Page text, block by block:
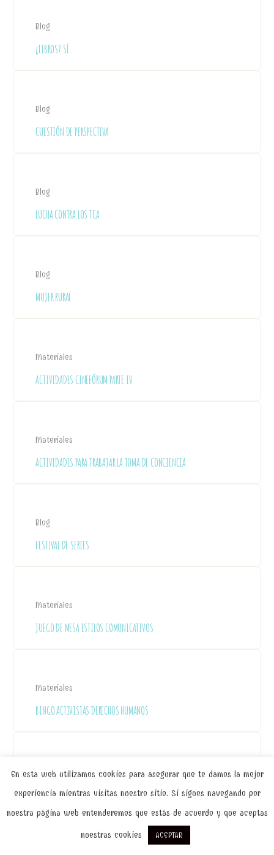
Blog
¿LIBROS? SÍ.
Blog
CUESTIÓN DE PERSPECTIVA
Blog
LUCHA CONTRA LOS TCA
Blog
MUJER RURAL
Materiales
ACTIVIDADES CINEFÓRUM PARTE IV
Materiales
ACTIVIDADES PARA TRABAJAR LA TOMA DE CONCIENCIA
Blog
FESTIVAL DE SERIES
Materiales
JUEGO DE MESA ESTILOS COMUNICATIVOS
Materiales
BINGO ACTIVISTAS DERECHOS HUMANOS
Blog
DINÁMICAS COHESIÓN DE GRUPO & EMPATÍA
En esta web utilizamos cookies para asegurar que te damos la mejor
experiencia mientras visitas nuestro sitio. Si sigues navegando por
nuestra página web entenderemos que estás de acuerdo y que aceptas
nuestras cookies
ACEPTAR